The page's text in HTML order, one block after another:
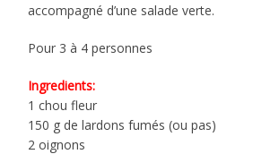
accompagné d’une salade verte.
Pour 3 à 4 personnes
Ingredients:
1 chou fleur
150 g de lardons fumés (ou pas)
2 oignons